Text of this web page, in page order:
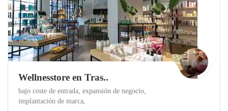
Wellnesstore en Tras..
bajo coste de entrada, expansión de negocio,
implantación de marca,